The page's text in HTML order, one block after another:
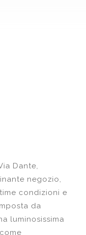
Dante,
negozio,
condizioni e
da
luminosissima